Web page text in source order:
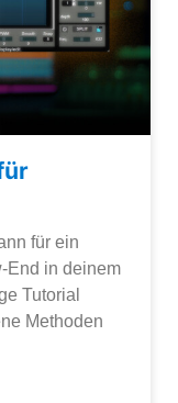
für ein
End in deinem
Tutorial
Methoden